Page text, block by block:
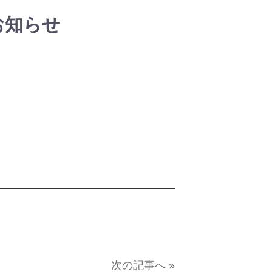
知らせ
次の記事へ »